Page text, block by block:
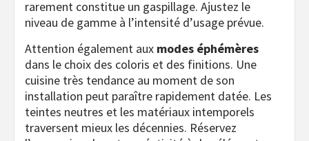
rarement constitue un gaspillage. Ajustez le
niveau de gamme à l’intensité d’usage prévue.
Attention également aux modes éphémères
dans le choix des coloris et des finitions. Une
cuisine très tendance au moment de son
installation peut paraître rapidement datée. Les
teintes neutres et les matériaux intemporels
traversent mieux les décennies. Réservez